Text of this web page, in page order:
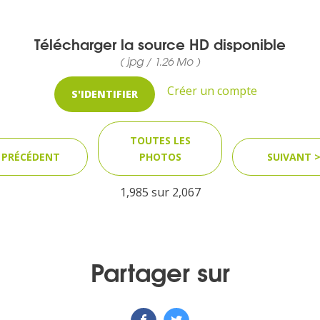
Télécharger la source HD disponible
( jpg / 1.26 Mo )
S'IDENTIFIER Créer un compte
TOUTES LES
PHOTOS
SUIVANT
1,985 sur 2,067
Partager sur